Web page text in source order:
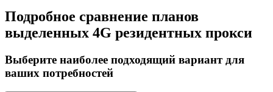
Подробное сравнение планов
выделенных 4G резидентных прокси
Выберите наиболее подходящий вариант для
ваших потребностей